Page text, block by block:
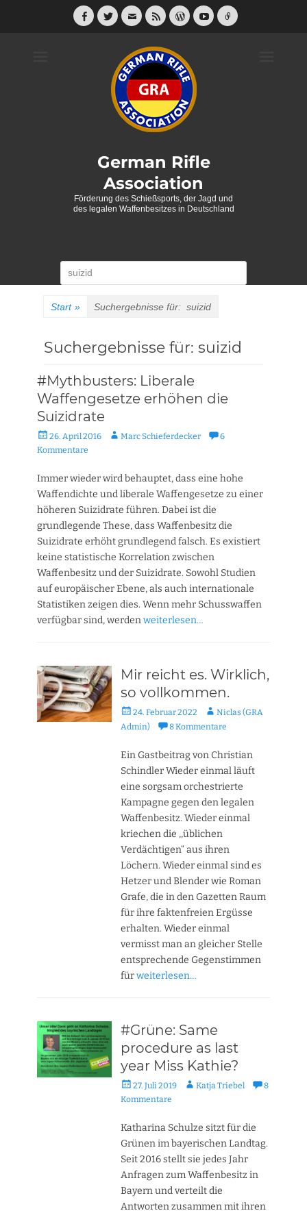
Facebook
Twitter
E-
Feed WordPress
YouTube
Link
German Rifle
Association
Förderung des Schießsports, der Jagd und
des legalen Waffenbesitzes in Deutschland
Suche
nach:
Start » Suchergebnisse für: suizid
Suchergebnisse für: suizid
#Mythbusters: Liberale
Waffengesetze erhöhen die
Suizidrate
Veröffentlicht
am
26. April 2016 AutorMarc Schieferdecker
6
Kommentare
Immer wieder wird behauptet, dass eine hohe
Waffendichte und liberale Waffengesetze zu einer
höheren Suizidrate führen. Dabei ist die
grundlegende These, dass Waffenbesitz die
Suizidrate erhöht grundlegend falsch. Es existiert
keine statistische Korrelation zwischen
Waffenbesitz und der Suizidrate. Sowohl Studien
auf europäischer Ebene, als auch internationale
Statistiken zeigen dies. Wenn mehr Schusswaffen
verfügbar sind, werdenweiterlesen…
Mir reicht es. Wirklich,
so vollkommen.
Veröffentlicht
am
24. Februar 2022 AutorNiclas (GRA
Admin)
8 Kommentare
Ein Gastbeitrag von Christian
Schindler Wieder einmal läuft
eine sorgsam orchestrierte
Kampagne gegen den legalen
Waffenbesitz. Wieder einmal
kriechen die ,,üblichen
Verdächtigen“ aus ihren
Löchern. Wieder einmal sind es
Hetzer und Blender wie Roman
Grafe, die in den Gazetten Raum
für ihre faktenfreien Ergüsse
erhalten. Wieder einmal
vermisst man an gleicher Stelle
entsprechende Gegenstimmen
fürweiterlesen…
#Grüne: Same
procedure as last
year Miss Kathie?
Veröffentlicht
am
27. Juli 2019 AutorKatja Triebel
8
Kommentare
Katharina Schulze sitzt für die
Grünen im bayerischen Landtag.
Seit 2016 stellt sie jedes Jahr
Anfragen zum Waffenbesitz in
Bayern und verteilt die
Antworten zusammen mit ihren